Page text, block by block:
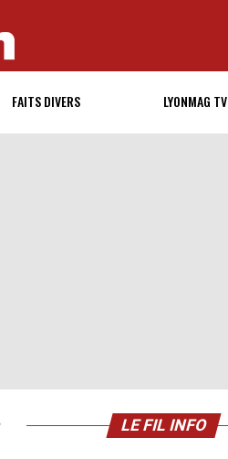
FAITS DIVERS LYONMAG TV
LE FIL INFO